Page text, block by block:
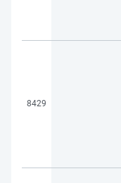
8429